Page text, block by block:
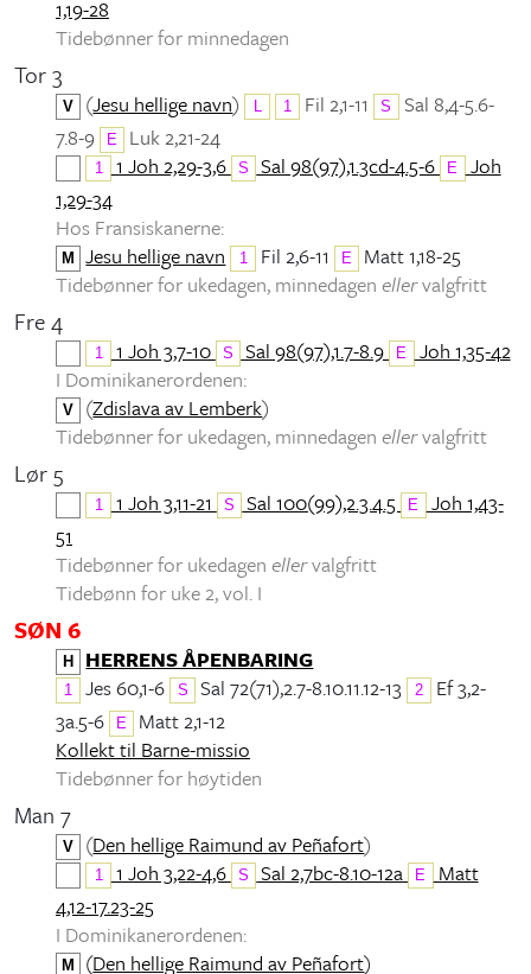
1,19-28
Tidebønner for minnedagen
Tor 3
V (Jesu hellige navn) L 1 Fil 2,1-11 S Sal 8,4-5.6-
7.8-9
E Luk 2,21-24
1 1 Joh 2,29-3,6 S Sal 98(97),1.3cd-4.5-6 E Joh
1,29-34
Hos Fransiskanerne:
M Jesu hellige navn 1 Fil 2,6-11 E
Matt 1,18-25
Tidebønner for ukedagen, minnedagen ellervalgfritt
Fre 4
1 1 Joh 3,7-10 S Sal 98(97),1.7-8.9 E Joh 1,35-42
I Dominikanerordenen:
V (Zdislava av Lemberk)
Tidebønner for ukedagen, minnedagen ellervalgfritt
Lør 5
1 1 Joh 3,11-21 S Sal 100(99),2.3.4.5 E Joh 1,43-
51
Tidebønner for ukedagen ellervalgfritt
Tidebønn for uke 2, vol. I
SØN 6
H HERRENS ÅPENBARING
1 Jes 60,1-6 S Sal 72(71),2.7-8.10.11.12-13 2
Ef 3,2-
3a.5-6
E
Matt 2,1-12
Kollekt til Barne-missio
Tidebønner for høytiden
Man 7
V (Den hellige Raimund av Peñafort)
1 1 Joh 3,22-4,6 S Sal 2,7bc-8.10-12a E Matt
4,12-17.23-25
I Dominikanerordenen:
M (Den hellige Raimund av Peñafort)